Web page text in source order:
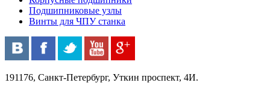
Подшипниковые узлы
Винты для ЧПУ станка
191176, Санкт-Петербург, Уткин проспект, 4И.